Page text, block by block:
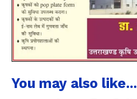
You may also like...